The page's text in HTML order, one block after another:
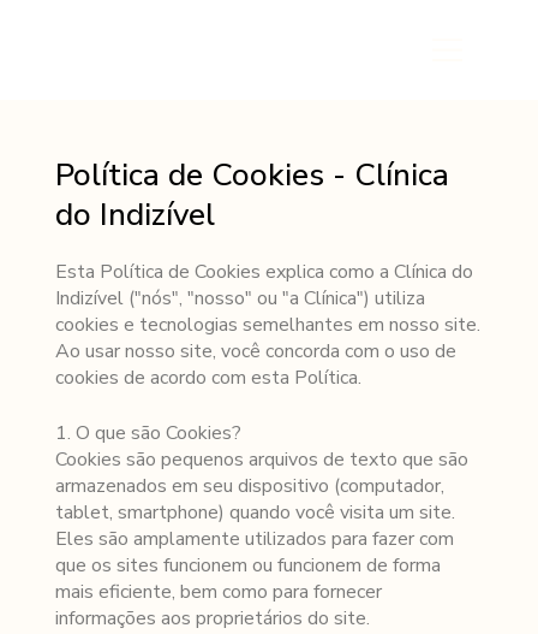
Política de Cookies - Clínica
do Indizível
Esta Política de Cookies explica como a Clínica do
Indizível ("nós", "nosso" ou "a Clínica") utiliza
cookies e tecnologias semelhantes em nosso site.
Ao usar nosso site, você concorda com o uso de
cookies de acordo com esta Política.
1. O que são Cookies?
Cookies são pequenos arquivos de texto que são
armazenados em seu dispositivo (computador,
tablet, smartphone) quando você visita um site.
Eles são amplamente utilizados para fazer com
que os sites funcionem ou funcionem de forma
mais eficiente, bem como para fornecer
informações aos proprietários do site.